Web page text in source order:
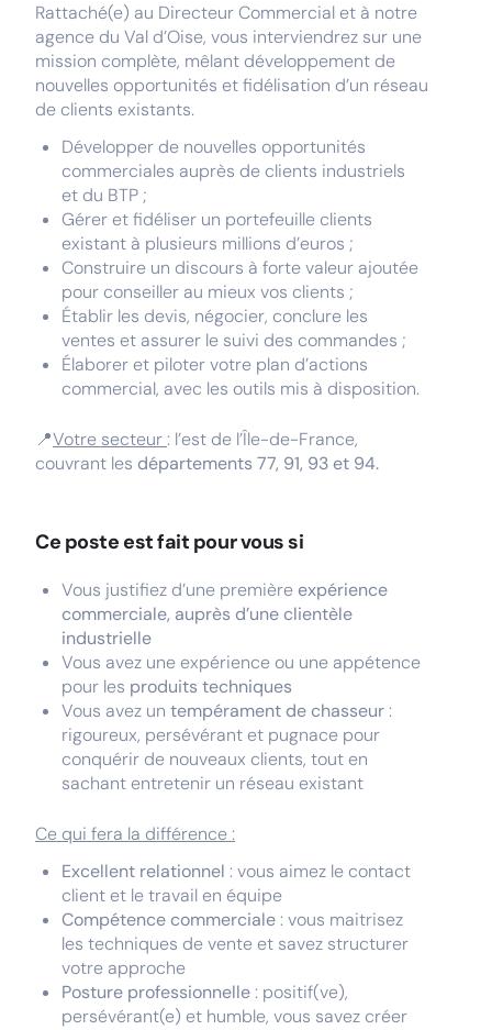
Rattaché(e) au Directeur Commercial et à notre
agence du Val d’Oise, vous interviendrez sur une
mission complète, mêlant développement de
nouvelles opportunités et fidélisation d’un réseau
de clients existants.
Développer de nouvelles opportunités
commerciales auprès de clients industriels
et du BTP ;
Gérer et fidéliser un portefeuille clients
existant à plusieurs millions d’euros ;
Construire un discours à forte valeur ajoutée
pour conseiller au mieux vos clients ;
Établir les devis, négocier, conclure les
ventes et assurer le suivi des commandes ;
Élaborer et piloter votre plan d’actions
commercial, avec les outils mis à disposition.
📍Votre secteur: l’est de l’Île-de-France,
couvrant les départements 77, 91, 93 et 94.
Ce poste est fait pour vous si
Vous justifiez d’une première expérience
commerciale, auprès d’une clientèle
industrielle
Vous avez une expérience ou une appétence
pour les produits techniques
Vous avez un tempérament de chasseur:
rigoureux, persévérant et pugnace pour
conquérir de nouveaux clients, tout en
sachant entretenir un réseau existant
Ce qui fera la différence :
Excellent relationnel : vous aimez le contact
client et le travail en équipe
Compétence commerciale: vous maitrisez
les techniques de vente et savez structurer
votre approche
Posture professionnelle: positif(ve),
persévérant(e) et humble, vous savez créer